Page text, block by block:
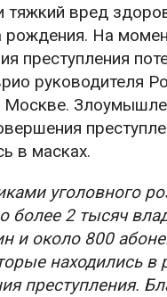
тяжкий вред
рождения. На
преступления
руководителя
Москве.
в масках.
уголовного
более 2 тысяч
и около 800
находились в
преступления.